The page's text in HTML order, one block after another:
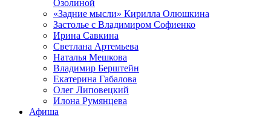
Озолиной
«Задние мысли» Кирилла Олюшкина
Застолье с Владимиром Софиенко
Ирина Савкина
Светлана Артемьева
Наталья Мешкова
Владимир Берштейн
Екатерина Габалова
Олег Липовецкий
Илона Румянцева
Афиша